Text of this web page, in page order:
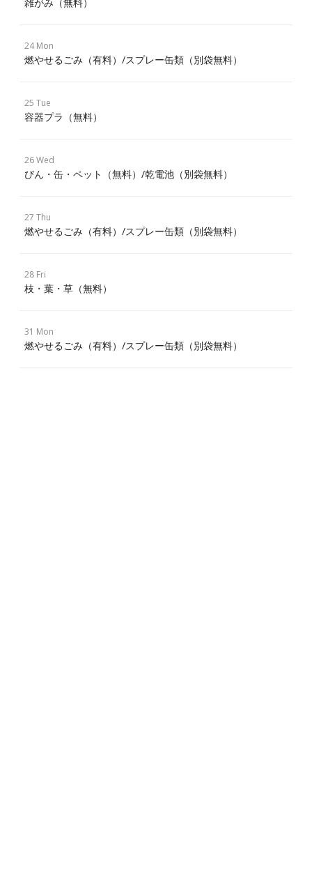
24 Mon
燃やせるごみ（有料）/スプレー缶類（別袋無料）
25 Tue
容器プラ（無料）
26 Wed
びん・缶・ペット（無料）/乾電池（別袋無料）
27 Thu
燃やせるごみ（有料）/スプレー缶類（別袋無料）
28 Fri
枝・葉・草（無料）
31 Mon
燃やせるごみ（有料）/スプレー缶類（別袋無料）